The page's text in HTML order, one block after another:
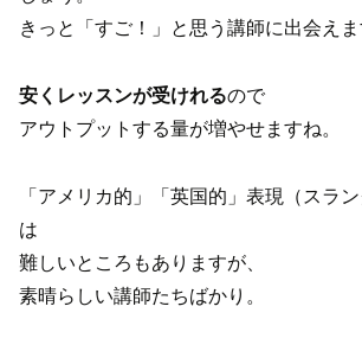
きっと「すご！」と思う講師に出会えま
安くレッスンが受けれるので
アウトプットする量が増やせますね。
「アメリカ的」「英国的」表現（スラ
は
難しいところもありますが、
素晴らしい講師たちばかり。